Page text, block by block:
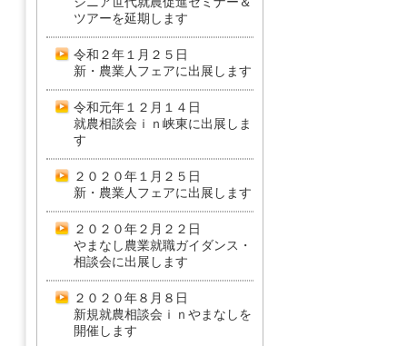
ツアーを延期します
令和２年１月２５日
新・農業人フェアに出展します
令和元年１２月１４日
就農相談会ｉｎ峡東に出展しま
す
２０２０年１月２５日
新・農業人フェアに出展します
２０２０年２月２２日
やまなし農業就職ガイダンス・
相談会に出展します
２０２０年８月８日
新規就農相談会ｉｎやまなしを
開催します